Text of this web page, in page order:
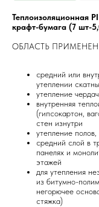
Теплоизоляционная
крафт-бумага (7 шт-
ОБЛАСТЬ
средний или
утеплении
утепление
внутренняя
(гипсокартон,
стен изнутри
утепление
средний слой в
панелях и
этажей
для утепления
из битумно-
негорючее
стяжка)